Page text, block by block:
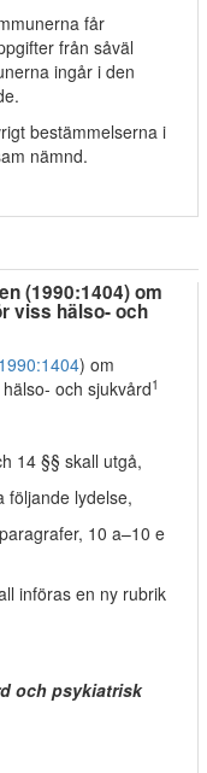
får
från såväl
ingår i den
bestämmelserna i
nämnd.
(1990:1404) om
viss hälso- och
1990:1404) om
och sjukvård1
14 §§ skall utgå,
följande lydelse,
10 a–10 e
införas en ny rubrik
och psykiatrisk